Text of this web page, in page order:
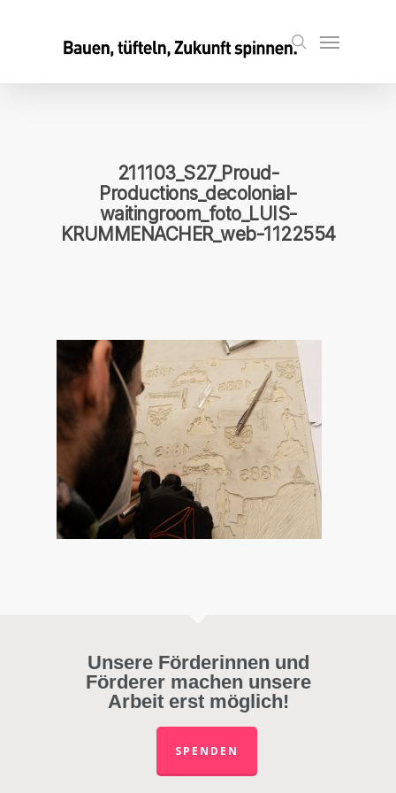
search
Menu
211103_S27_Proud-
Productions_decolonial-
waitingroom_foto_LUIS-
KRUMMENACHER_web-1122554
Unsere Förderinnen und
Förderer machen unsere
Arbeit erst möglich!
SPENDEN